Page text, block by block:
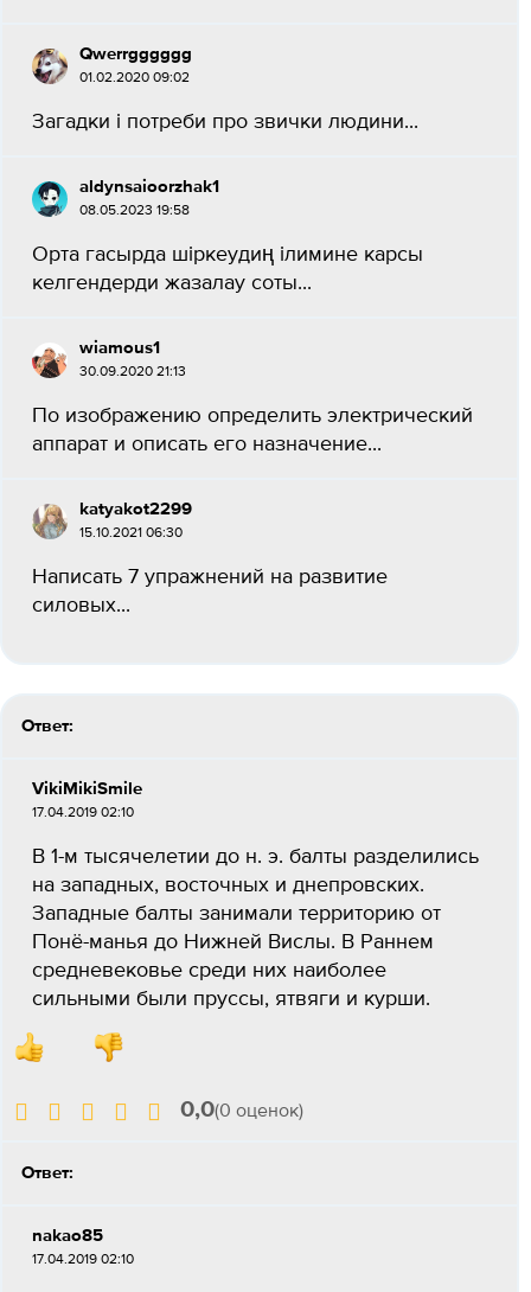
Qwerrgggggg
01.02.2020 09:02
Загадки і потреби про звички людини​...
aldynsaioorzhak1
08.05.2023 19:58
Орта гасырда шіркеудиң ілимине карсы
келгендерди жазалау соты​...
wiamous1
30.09.2020 21:13
По изображению определить электрический
аппарат и описать его назначение...
katyakot2299
15.10.2021 06:30
Написать 7 упражнений на развитие
силовых...
Ответ:
VikiMikiSmile
17.04.2019 02:10
В 1-м тысячелетии до н. э. балты разделились
на западных, восточных и днепровских.
Западные балты занимали территорию от
Понё-манья до Нижней Вислы. В Раннем
средневековье среди них наиболее
сильными были пруссы, ятвяги и курши.
0,0(0 оценок)
Ответ:
nakao85
17.04.2019 02:10